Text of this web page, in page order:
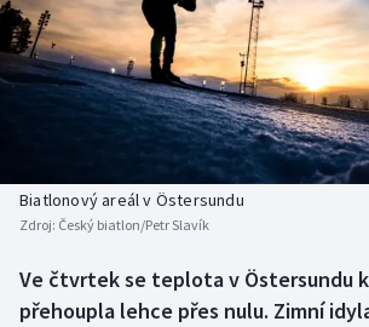
Americký fotbal
Baseball a softbal
Biatlon
Box
NEPŘEHLÉDNĚTE
Soutěže
Historické návraty
Aplikace ČT sport
Biatlonový areál v Östersundu
Zdroj: Český biatlon/Petr Slavík
Ve čtvrtek se teplota v Östersundu
přehoupla lehce přes nulu. Zimní